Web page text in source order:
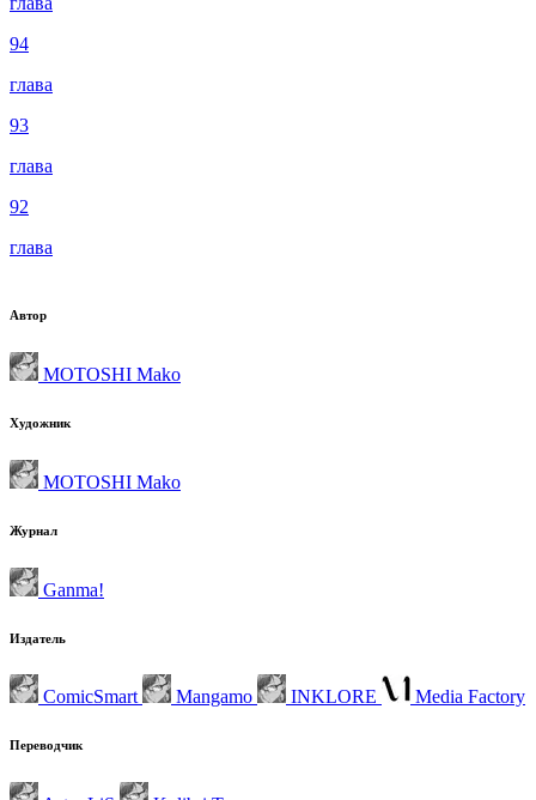
94
глава
93
глава
92
глава
Автор
MOTOSHI Mako
Художник
MOTOSHI Mako
Журнал
Ganma!
Издатель
ComicSmart Mangamo INKLORE Media Factory
Переводчик